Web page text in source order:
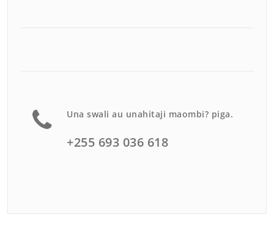
Una swali au unahitaji maombi? piga.
+255 693 036 618